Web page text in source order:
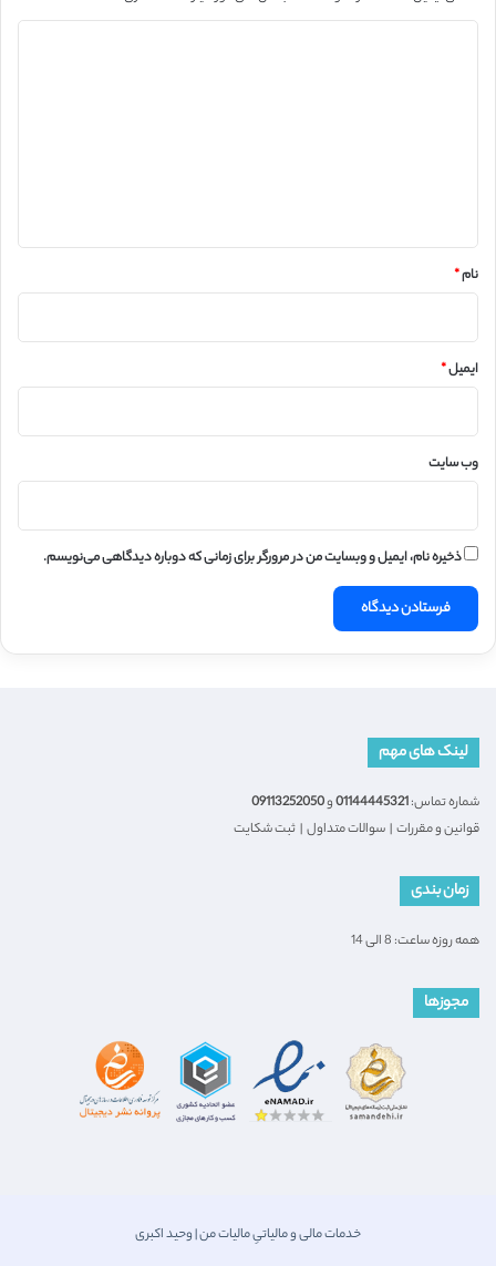
نام*
ایمیل*
وب‌ سایت
ذخیره نام، ایمیل و وبسایت من در مرورگر برای زمانی که دوباره دیدگاهی می‌نویسم.
لینک های مهم
شماره تماس:01144445321و09113252050
قوانین و مقررات | سوالات متداول | ثبت شکایت
زمان بندی
همه روزه ساعت: 8 الی 14
مجوزها
خدمات مالی و مالیاتیِ مالیات من | وحید اکبری